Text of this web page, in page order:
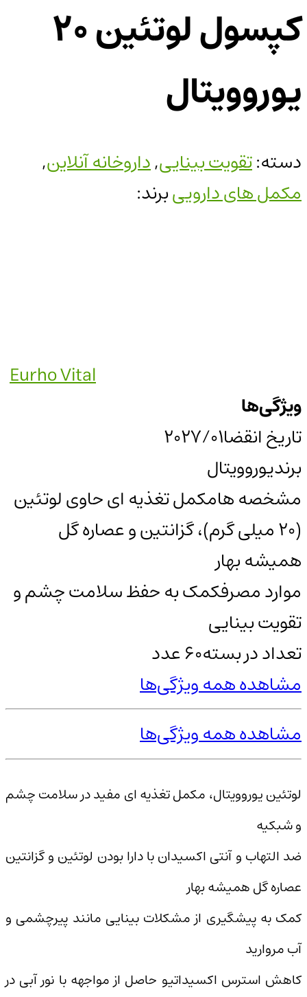
کپسول لوتئین 20
یوروویتال
دسته:تقویت بینایی,داروخانه آنلاین,
مکمل های داروییبرند:
Eurho Vital
ویژگی‌ها
تاریخ انقضا2027/01
برندیوروویتال
مشخصه هامکمل تغذیه ای حاوی لوتئین
(20 میلی گرم)، گزانتین و عصاره گل
همیشه بهار
موارد مصرفکمک به حفظ سلامت چشم و
تقویت بینایی
تعداد در بسته60 عدد
مشاهده همه ویژگی‌ها
مشاهده همه ویژگی‌ها
لوتئین یوروویتال، مکمل تغذیه ای مفید در سلامت چشم
و شبکیه
ضد التهاب و آنتی اکسیدان با دارا بودن لوتئین و گزانتین
عصاره گل همیشه بهار
کمک به پیشگیری از مشکلات بینایی مانند پیرچشمی و
آب مروارید
کاهش استرس اکسیداتیو حاصل از مواجهه با نور آبی در